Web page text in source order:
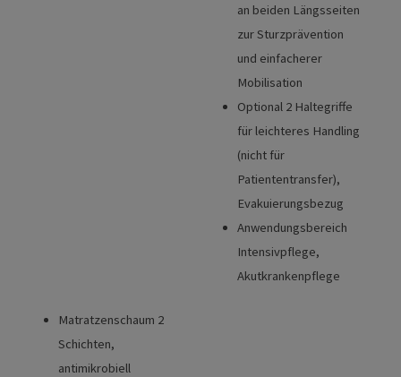
an beiden Längsseiten
zur Sturzprävention
und einfacherer
Mobilisation
Optional 2 Haltegriffe
für leichteres Handling
(nicht für
Patiententransfer),
Evakuierungsbezug
Anwendungsbereich
Intensivpflege,
Akutkrankenpflege
Matratzenschaum 2
Schichten,
antimikrobiell